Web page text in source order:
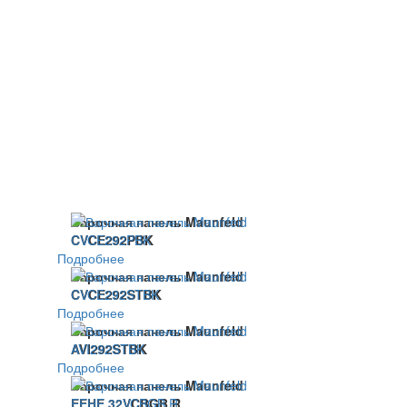
Варочная панель Maunfeld
CVCE292PBK
Подробнее
Варочная панель Maunfeld
CVCE292STBK
Подробнее
Варочная панель Maunfeld
AVI292STBK
Подробнее
Варочная панель Maunfeld
EEHE.32VCBGB.R